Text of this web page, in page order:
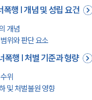
폭행 | 개념 및 성립 요건
개념
위와 판단 요소
폭행 | 처벌 기준과 형량
위
및 처벌불원 영향